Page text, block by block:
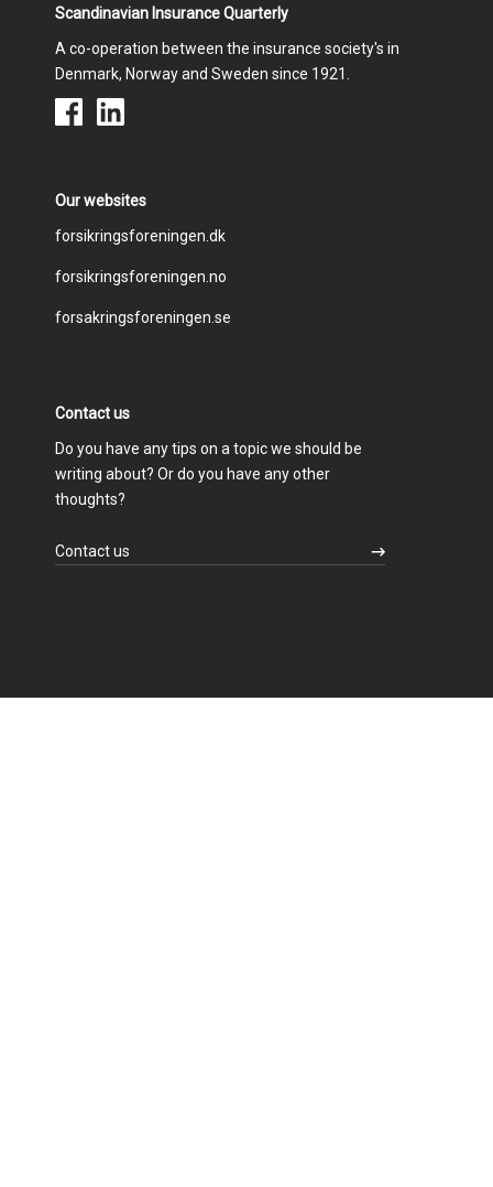
Scandinavian Insurance Quarterly
A co-operation between the insurance society's in
Denmark, Norway and Sweden since 1921.
Our websites
Footer
menu
forsikringsforeningen.dk
forsikringsforeningen.no
forsakringsforeningen.se
Contact us
Do you have any tips on a topic we should be
writing about? Or do you have any other
thoughts?
Contact us